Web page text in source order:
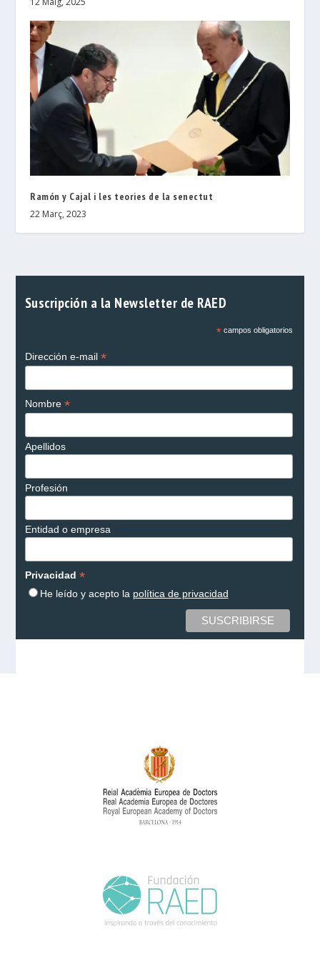
Ramón y Cajal i les teories de la senectut
22 Març, 2023
Suscripción a la Newsletter de RAED
*campos obligatorios
Dirección e-mail *
Nombre *
Apellidos
Profesión
Entidad o empresa
Privacidad *
He leído y acepto la política de privacidad